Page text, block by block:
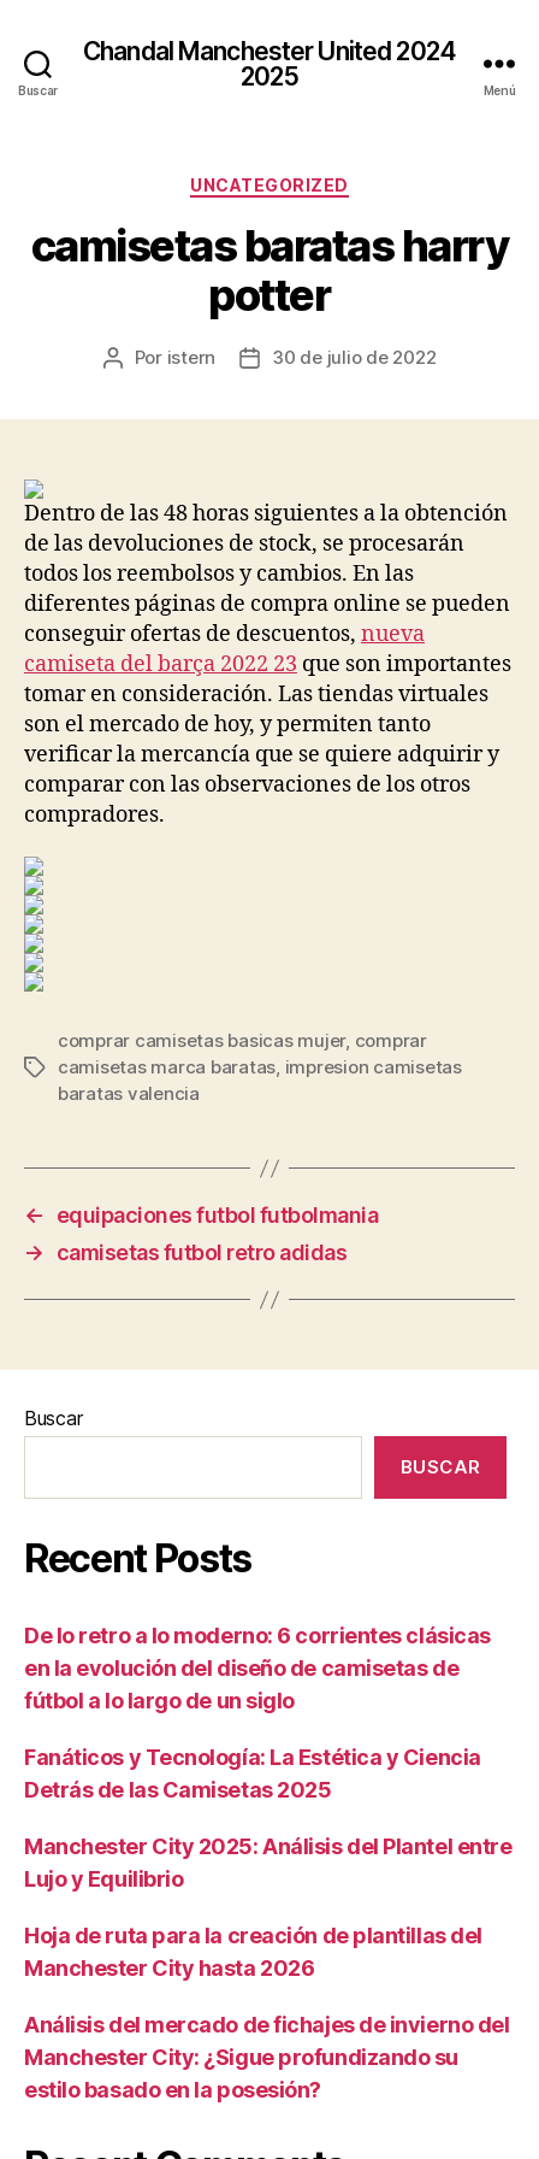
Buscar
Chandal Manchester United 2024
2025
Menú
Categorías
UNCATEGORIZED
camisetas baratas harry
potter
Autor
Por istern
Fecha30 de julio de 2022
Dentro de las 48 horas siguientes a la obtención
de las devoluciones de stock, se procesarán
todos los reembolsos y cambios. En las
diferentes páginas de compra online se pueden
conseguir ofertas de descuentos, nueva
camiseta del barça 2022 23 que son importantes
tomar en consideración. Las tiendas virtuales
son el mercado de hoy, y permiten tanto
verificar la mercancía que se quiere adquirir y
comparar con las observaciones de los otros
compradores.
Etiquetas
comprar camisetas basicas mujer, comprar
camisetas marca baratas, impresion camisetas
baratas valencia
←
equipaciones futbol futbolmania
→
camisetas futbol retro adidas
Buscar
BUSCAR
Recent Posts
De lo retro a lo moderno: 6 corrientes clásicas
en la evolución del diseño de camisetas de
fútbol a lo largo de un siglo
Fanáticos y Tecnología: La Estética y Ciencia
Detrás de las Camisetas 2025
Manchester City 2025: Análisis del Plantel entre
Lujo y Equilibrio
Hoja de ruta para la creación de plantillas del
Manchester City hasta 2026
Análisis del mercado de fichajes de invierno del
Manchester City: ¿Sigue profundizando su
estilo basado en la posesión?